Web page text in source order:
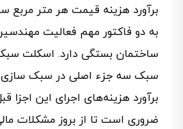
برآورد هزینه قیمت هر متر
به دو فاکتور مهم فعالیت
ساختمان بستگی دارد. اسکلت
سبک سه جزء اصلی در سبک‌
برآورد هزینه‌های اجرای این اجزا
ضروری است تا از بروز مشکلات